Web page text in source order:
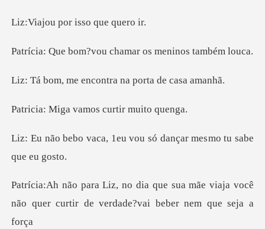
por isso qu
?vou chamar os me
encontra na port
a vamos curti
1eu vou só dançar mes
sua mãe viaja você
não quer curtir de